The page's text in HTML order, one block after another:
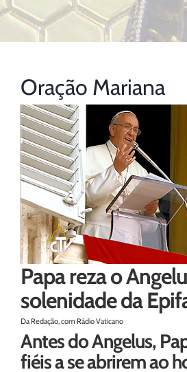
Oração Mariana
Papa reza o
solenidade da
Da Redação, com Rádio Vaticano
Antes do Angelus,
fiéis a se abrirem ao